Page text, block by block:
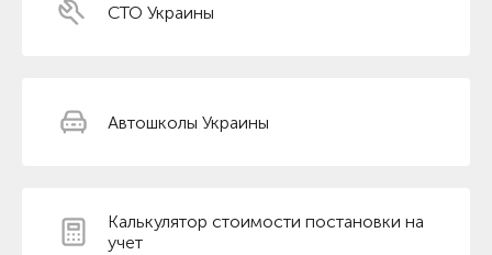
СТО Украины
Автошколы Украины
Калькулятор стоимости постановки на
учет